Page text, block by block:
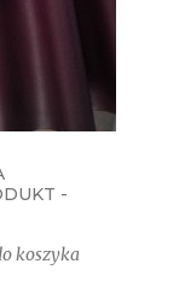
-
koszyka